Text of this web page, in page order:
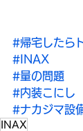
#帰宅したら
#INAX
#量の問題
#内装こにし
#ナカジマ設
INAX